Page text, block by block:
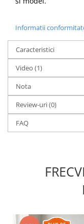
Informatii
Caracteristici
Video (1)
Nota
Review-uri(0)
FAQ